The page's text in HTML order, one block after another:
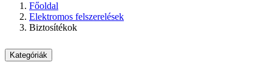
Főoldal
Elektromos felszerelések
Biztosítékok
Kategóriák